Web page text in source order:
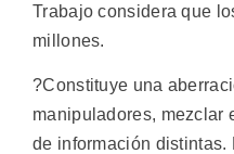
Trabajo considera que
millones.
?Constituye una
manipuladores, mezclar
de información distintas.